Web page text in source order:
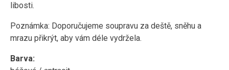
libosti.
Poznámka: Doporučujeme soupravu za deště, sněhu a
mrazu přikrýt, aby vám déle vydržela.
Barva: